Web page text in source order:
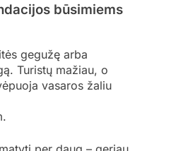
būsimiems
gegužę arba
Turistų mažiau, o
vasaros žaliu